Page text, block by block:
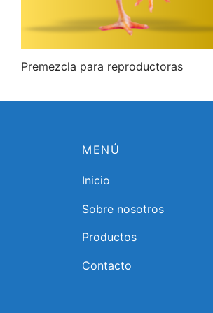
Premezcla para reproductoras
MENÚ
Inicio
Sobre nosotros
Productos
Contacto